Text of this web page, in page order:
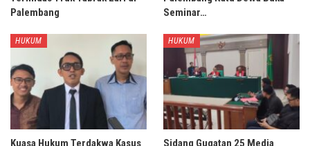
Palembang
Seminar…
HUKUM
Kuasa Hukum Terdakwa Kasus
HUKUM
Sidang Gugatan 25 Media